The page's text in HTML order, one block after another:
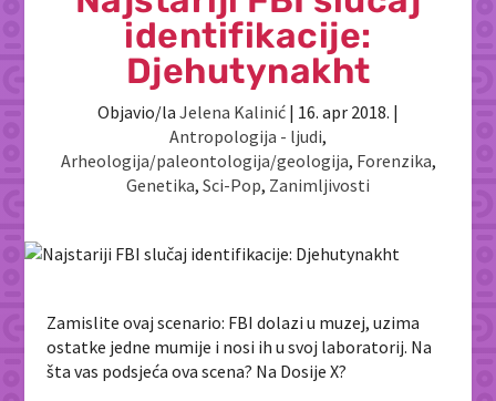
identifikacije:
Djehutynakht
Objavio/la Jelena Kalinić | 16. apr 2018. |
Antropologija - ljudi,
Arheologija/paleontologija/geologija, Forenzika,
Genetika, Sci-Pop, Zanimljivosti
Zamislite ovaj scenario: FBI dolazi u muzej, uzima
ostatke jedne mumije i nosi ih u svoj laboratorij. Na
šta vas podsjeća ova scena? Na Dosije X?